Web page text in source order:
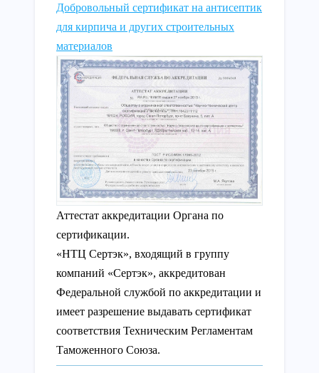
Добровольный сертификат на антисептик
для кирпича и других строительных
материалов
Аттестат аккредитации Органа по
сертификации.
«НТЦ Сертэк», входящий в группу
компаний «Сертэк», аккредитован
Федеральной службой по аккредитации и
имеет разрешение выдавать сертификат
соответствия Техническим Регламентам
Таможенного Союза.